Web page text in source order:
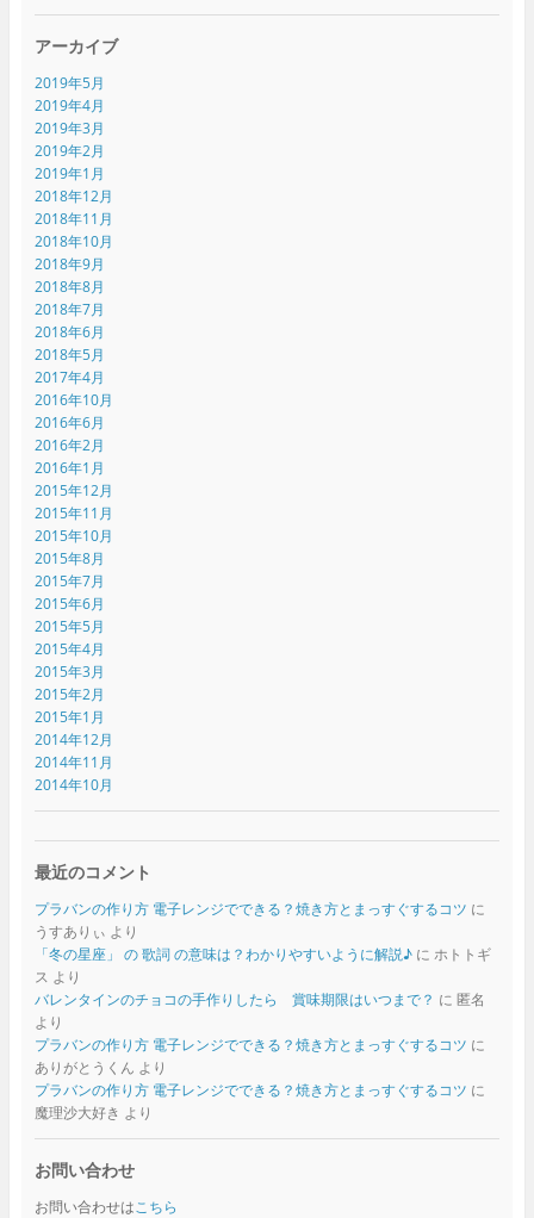
アーカイブ
2019年5月
2019年4月
2019年3月
2019年2月
2019年1月
2018年12月
2018年11月
2018年10月
2018年9月
2018年8月
2018年7月
2018年6月
2018年5月
2017年4月
2016年10月
2016年6月
2016年2月
2016年1月
2015年12月
2015年11月
2015年10月
2015年8月
2015年7月
2015年6月
2015年5月
2015年4月
2015年3月
2015年2月
2015年1月
2014年12月
2014年11月
2014年10月
最近のコメント
プラバンの作り方 電子レンジでできる？焼き方とまっすぐするコツ に
うすありぃ より
「冬の星座」 の 歌詞 の意味は？わかりやすいように解説♪に ホトトギ
ス より
バレンタインのチョコの手作りしたら 賞味期限はいつまで？ に 匿名
より
プラバンの作り方 電子レンジでできる？焼き方とまっすぐするコツ に
ありがとうくん より
プラバンの作り方 電子レンジでできる？焼き方とまっすぐするコツ に
魔理沙大好き より
お問い合わせ
お問い合わせはこちら